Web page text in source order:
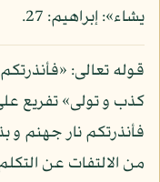
يشاء»: إبراهيم: 27.
قوله تعالى:
كذب و تولى» تفريع
فأنذرتكم نار جهنم و
من الالتفات عن